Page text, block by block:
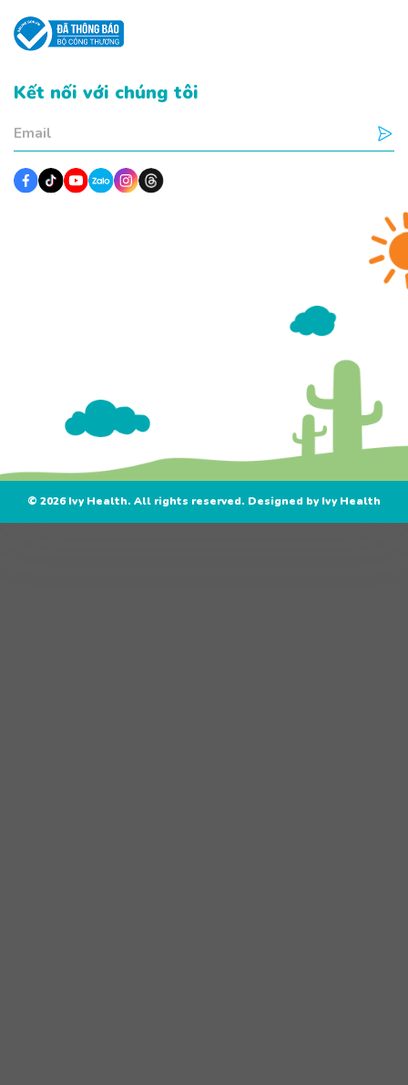
Sức khoẻ
Kết nối với chúng tôi
© 2026 Ivy Health. All rights reserved. Designed by Ivy Health
Bạn cần tư vấn về vấn đề
Gửi thông